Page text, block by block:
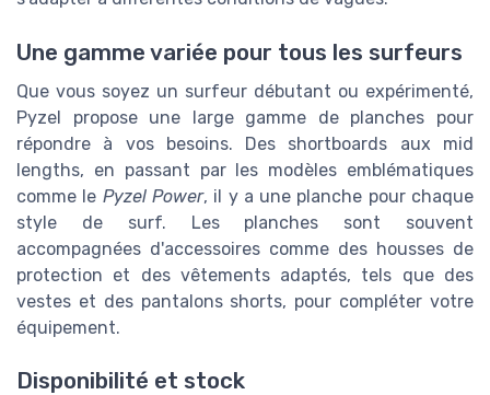
Une gamme variée pour tous les surfeurs
Que vous soyez un surfeur débutant ou expérimenté,
Pyzel propose une large gamme de planches pour
répondre à vos besoins. Des shortboards aux mid
lengths, en passant par les modèles emblématiques
comme le Pyzel Power, il y a une planche pour chaque
style de surf. Les planches sont souvent
accompagnées d'accessoires comme des housses de
protection et des vêtements adaptés, tels que des
vestes et des pantalons shorts, pour compléter votre
équipement.
Disponibilité et stock